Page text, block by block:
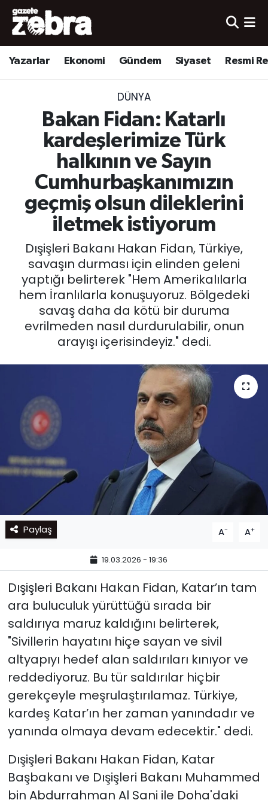
Yazarlar Ekonomi Gündem Siyaset Resmi
DÜNYA
Bakan Fidan: Katarlı
kardeşlerimize Türk
halkının ve Sayın
Cumhurbaşkanımızın
geçmiş olsun dileklerini
iletmek istiyorum
Dışişleri Bakanı Hakan Fidan, Türkiye,
savaşın durması için elinden geleni
yaptığı belirterek "Hem Amerikalılarla
hem İranlılarla konuşuyoruz. Bölgedeki
savaş daha da kötü bir duruma
evrilmeden nasıl durdurulabilir, onun
arayışı içerisindeyiz." dedi.
Paylaş A- A+
19.03.2026 - 19:36
Dışişleri Bakanı Hakan Fidan, Katar’ın tam
ara buluculuk yürüttüğü sırada bir
saldırıya maruz kaldığını belirterek,
"Sivillerin hayatını hiçe sayan ve sivil
altyapıyı hedef alan saldırıları kınıyor ve
reddediyoruz. Bu tür saldırılar hiçbir
gerekçeyle meşrulaştırılamaz. Türkiye,
kardeş Katar’ın her zaman yanındadır ve
yanında olmaya devam edecektir." dedi.
Dışişleri Bakanı Hakan Fidan, Katar
Başbakanı ve Dışişleri Bakanı Muhammed
bin Abdurrahman Al Sani ile Doha'daki
Yazarlar
Ekonomi
Yerel
Spor
Nöbetçi Eczaneler
Hava Durumu
Süper Lig Puan Durumu ve Fikstür
Tüm Manşetler
Son Dakika Haberleri
Haber Arşivi